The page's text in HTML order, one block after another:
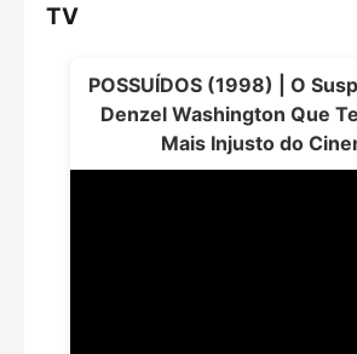
TV
POSSUÍDOS (1998) | O
Denzel Washington Que
Mais Injusto do